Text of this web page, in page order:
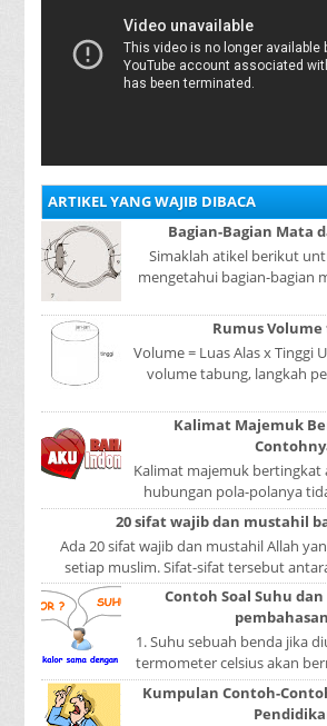
ARTIKEL YANG WAJIB DIBACA
Bagian-Bagian Mata
Simaklah atikel berikut
mengetahui bagian-bagian
mer...
Rumus
Volume = Luas Alas x Tinggi
volume tabung, langkah
tabun...
Kalimat Majemuk
Kalimat majemuk bertingkat
hubungan pola-polanya
satu pola menduduki
20 sifat wajib dan mustahil
Ada 20 sifat wajib dan mustahil Allah
setiap muslim. Sifat-sifat tersebut
Tulisan A...
Contoh Soal Suhu
1. Suhu sebuah benda jika
termometer celsius akan
yang ditunjukkan oleh
Kumpulan Contoh-